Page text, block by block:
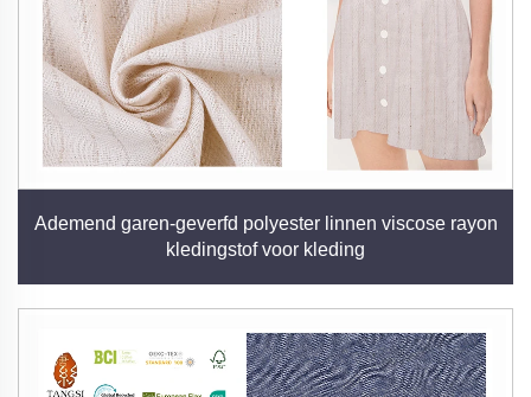
Ademend garen-geverfd polyester linnen viscose rayon
kledingstof voor kleding